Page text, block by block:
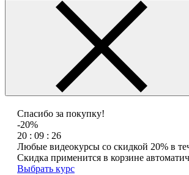
Спасибо за покупку!
-20%
20 : 09 : 26
Любые видеокурсы со скидкой 20% в
Скидка применится в корзине
Выбрать курс